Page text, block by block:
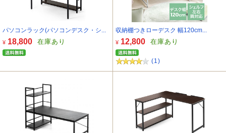
パソコンラック(パソコンデスク・シ...
¥ 18,800 在庫あり
収納棚つきローデスク 幅120cm...
¥ 12,800 在庫あり
(1)